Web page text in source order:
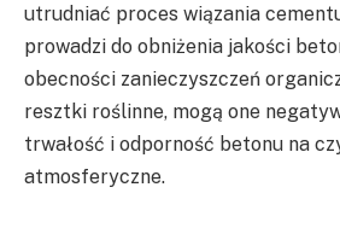
utrudniać proces wiązania
prowadzi do obniżenia jakości
obecności zanieczyszczeń
resztki roślinne, mogą one
trwałość i odporność betonu na
atmosferyczne.